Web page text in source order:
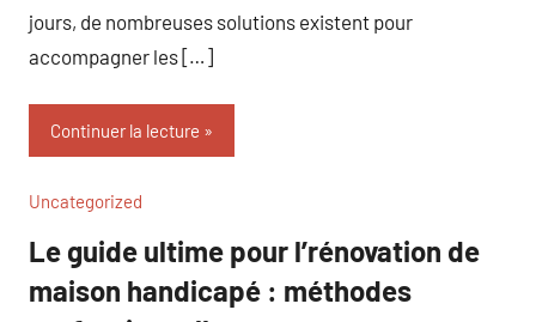
jours, de nombreuses solutions existent pour
accompagner les […]
Continuer la lecture
Uncategorized
Le guide ultime pour l’rénovation de
maison handicapé : méthodes